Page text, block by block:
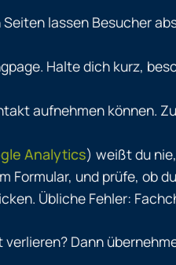
lassen Besucher
Halte dich kurz,
aufnehmen können.
Analytics) weißt du
Formular, und prüfe, ob
Übliche Fehler:
Dann